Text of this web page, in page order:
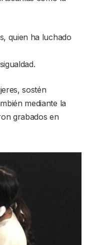
quien ha luchado
sostén
mediante la
grabados en